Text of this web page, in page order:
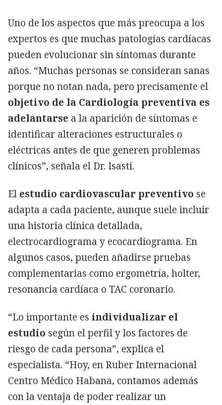
Uno de los aspectos que más preocupa a los
expertos es que muchas patologías cardíacas
pueden evolucionar sin síntomas durante
años. “Muchas personas se consideran sanas
porque no notan nada, pero precisamente el
objetivo de la Cardiología preventiva es
adelantarse a la aparición de síntomas e
identificar alteraciones estructurales o
eléctricas antes de que generen problemas
clínicos”, señala el Dr. Isasti.
El estudio cardiovascular preventivo se
adapta a cada paciente, aunque suele incluir
una historia clínica detallada,
electrocardiograma y ecocardiograma. En
algunos casos, pueden añadirse pruebas
complementarias como ergometría, holter,
resonancia cardíaca o TAC coronario.
“Lo importante es individualizar el
estudio según el perfil y los factores de
riesgo de cada persona”, explica el
especialista. “Hoy, en Ruber Internacional
Centro Médico Habana, contamos además
con la ventaja de poder realizar un